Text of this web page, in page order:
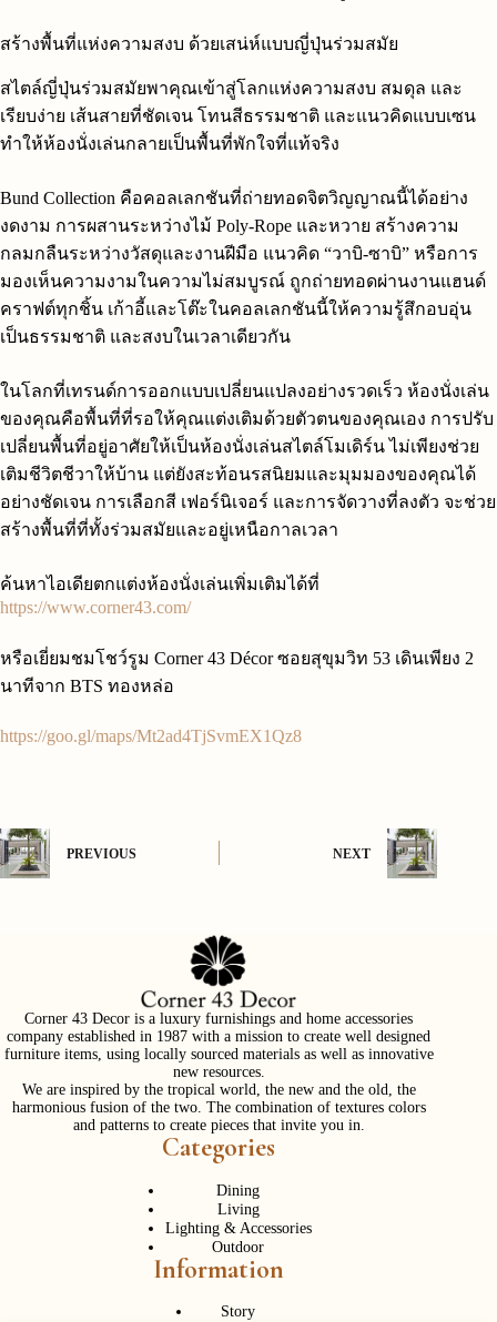
สร้างพื้นที่แห่งความสงบ ด้วยเสน่ห์แบบญี่ปุ่นร่วมสมัย
สไตล์ญี่ปุ่นร่วมสมัยพาคุณเข้าสู่โลกแห่งความสงบ สมดุล และ
เรียบง่าย เส้นสายที่ชัดเจน โทนสีธรรมชาติ และแนวคิดแบบเซน
ทำให้ห้องนั่งเล่นกลายเป็นพื้นที่พักใจที่แท้จริง
Bund Collection คือคอลเลกชันที่ถ่ายทอดจิตวิญญาณนี้ได้อย่าง
งดงาม การผสานระหว่างไม้ Poly-Rope และหวาย สร้างความ
กลมกลืนระหว่างวัสดุและงานฝีมือ แนวคิด “วาบิ-ซาบิ” หรือการ
มองเห็นความงามในความไม่สมบูรณ์ ถูกถ่ายทอดผ่านงานแฮนด์
คราฟต์ทุกชิ้น เก้าอี้และโต๊ะในคอลเลกชันนี้ให้ความรู้สึกอบอุ่น
เป็นธรรมชาติ และสงบในเวลาเดียวกัน
ในโลกที่เทรนด์การออกแบบเปลี่ยนแปลงอย่างรวดเร็ว ห้องนั่งเล่น
ของคุณคือพื้นที่ที่รอให้คุณแต่งเติมด้วยตัวตนของคุณเอง การปรับ
เปลี่ยนพื้นที่อยู่อาศัยให้เป็นห้องนั่งเล่นสไตล์โมเดิร์น ไม่เพียงช่วย
เติมชีวิตชีวาให้บ้าน แต่ยังสะท้อนรสนิยมและมุมมองของคุณได้
อย่างชัดเจน การเลือกสี เฟอร์นิเจอร์ และการจัดวางที่ลงตัว จะช่วย
สร้างพื้นที่ที่ทั้งร่วมสมัยและอยู่เหนือกาลเวลา
ค้นหาไอเดียตกแต่งห้องนั่งเล่นเพิ่มเติมได้ที่
https://www.corner43.com/
หรือเยี่ยมชมโชว์รูม Corner 43 Décor ซอยสุขุมวิท 53 เดินเพียง 2
นาทีจาก BTS ทองหล่อ
https://goo.gl/maps/Mt2ad4TjSvmEX1Qz8
PREVIOUS NEXT
Corner 43 Decor is a luxury furnishings and home accessories
company established in 1987 with a mission to create well designed
furniture items, using locally sourced materials as well as innovative
new resources.
We are inspired by the tropical world, the new and the old, the
harmonious fusion of the two. The combination of textures colors
and patterns to create pieces that invite you in.
Categories
Dining
Living
Lighting & Accessories
Outdoor
Information
Story